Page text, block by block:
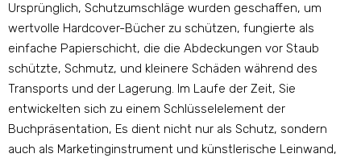
Ursprünglich, Schutzumschläge wurden geschaffen, um
wertvolle Hardcover-Bücher zu schützen, fungierte als
einfache Papierschicht, die die Abdeckungen vor Staub
schützte, Schmutz, und kleinere Schäden während des
Transports und der Lagerung. Im Laufe der Zeit, Sie
entwickelten sich zu einem Schlüsselelement der
Buchpräsentation, Es dient nicht nur als Schutz, sondern
auch als Marketinginstrument und künstlerische Leinwand,